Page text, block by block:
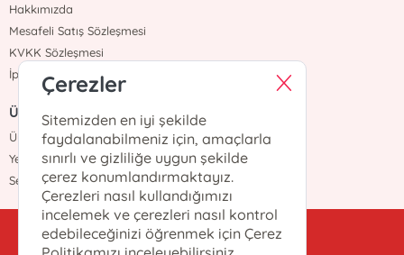
Hakkımızda
Mesafeli Satış Sözleşmesi
KVKK Sözleşmesi
İptal İade
ÜYELİK
Üye Girişi
Yeni Üyelik
Sepetim
kitappola@gmail.com
Çerezler
Sitemizden en iyi şekilde
faydalanabilmeniz için, amaçlarla
sınırlı ve gizliliğe uygun şekilde
çerez konumlandırmaktayız.
Çerezleri nasıl kullandığımızı
incelemek ve çerezleri nasıl kontrol
edebileceğinizi öğrenmek için Çerez